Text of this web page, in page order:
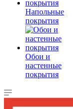
Напольные
покрытия
Обои и
настенные
покрытия